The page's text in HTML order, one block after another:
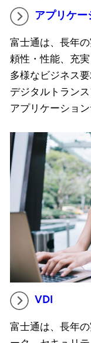
アプリケー
富士通は、長年
頼性・性能、充
多様なビジネス
デジタルトラン
アプリケーショ
VDI
富士通は、長年